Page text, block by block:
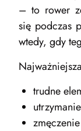
– to rower
się podczas
wtedy, gdy
trudne